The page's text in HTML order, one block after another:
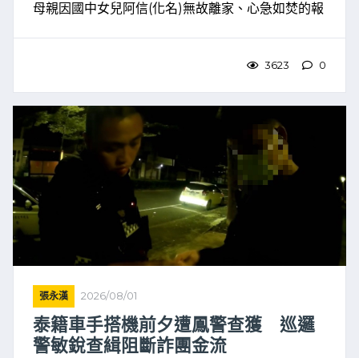
母親因國中女兒阿信(化名)無故離家、心急如焚的報
3623 0
張永漢 2026/08/01
泰籍車手搭機前夕遭鳳警查獲 巡邏
警敏銳查緝阻斷詐團金流